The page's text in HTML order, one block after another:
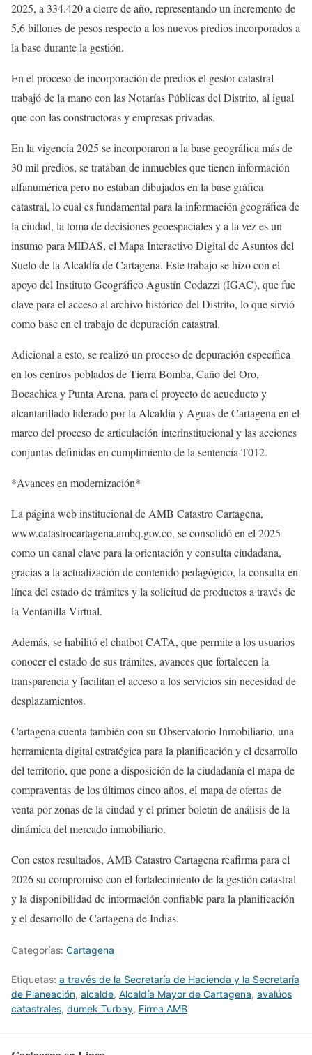
2025, a 334.420 a cierre de año, representando un incremento de
5,6 billones de pesos respecto a los nuevos predios incorporados a
la base durante la gestión.
En el proceso de incorporación de predios el gestor catastral
trabajó de la mano con las Notarías Públicas del Distrito, al igual
que con las constructoras y empresas privadas.
En la vigencia 2025 se incorporaron a la base geográfica más de
30 mil predios, se trataban de inmuebles que tienen información
alfanumérica pero no estaban dibujados en la base gráfica
catastral, lo cual es fundamental para la información geográfica de
la ciudad, la toma de decisiones geoespaciales y a la vez es un
insumo para MIDAS, el Mapa Interactivo Digital de Asuntos del
Suelo de la Alcaldía de Cartagena. Este trabajo se hizo con el
apoyo del Instituto Geográfico Agustín Codazzi (IGAC), que fue
clave para el acceso al archivo histórico del Distrito, lo que sirvió
como base en el trabajo de depuración catastral.
Adicional a esto, se realizó un proceso de depuración específica
en los centros poblados de Tierra Bomba, Caño del Oro,
Bocachica y Punta Arena, para el proyecto de acueducto y
alcantarillado liderado por la Alcaldía y Aguas de Cartagena en el
marco del proceso de articulación interinstitucional y las acciones
conjuntas definidas en cumplimiento de la sentencia T012.
*Avances en modernización*
La página web institucional de AMB Catastro Cartagena,
www.catastrocartagena.ambq.gov.co, se consolidó en el 2025
como un canal clave para la orientación y consulta ciudadana,
gracias a la actualización de contenido pedagógico, la consulta en
línea del estado de trámites y la solicitud de productos a través de
la Ventanilla Virtual.
Además, se habilitó el chatbot CATA, que permite a los usuarios
conocer el estado de sus trámites, avances que fortalecen la
transparencia y facilitan el acceso a los servicios sin necesidad de
desplazamientos.
Cartagena cuenta también con su Observatorio Inmobiliario, una
herramienta digital estratégica para la planificación y el desarrollo
del territorio, que pone a disposición de la ciudadanía el mapa de
compraventas de los últimos cinco años, el mapa de ofertas de
venta por zonas de la ciudad y el primer boletín de análisis de la
dinámica del mercado inmobiliario.
Con estos resultados, AMB Catastro Cartagena reafirma para el
2026 su compromiso con el fortalecimiento de la gestión catastral
y la disponibilidad de información confiable para la planificación
y el desarrollo de Cartagena de Indias.
Categorías: Cartagena
Etiquetas: a través de la Secretaría de Hacienda y la Secretaría
de Planeación, alcalde, Alcaldía Mayor de Cartagena, avalúos
catastrales, dumek Turbay, Firma AMB